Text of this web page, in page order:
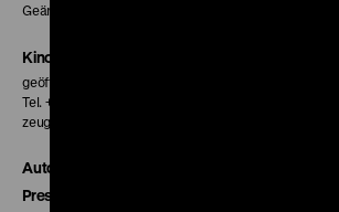
Geänderte Preise sind im Programm vermerkt.
Kinokasse
geöffnet 30 Minuten vor Beginn der ersten Vorstellung
Tel. + 49 30 20304-770
zeughauskino@dhm.de
Autor*innen
Presse